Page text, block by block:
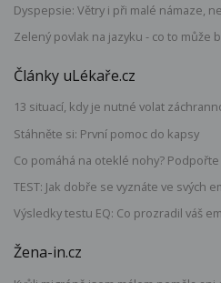
Dyspepsie: Větry i při malé námaze,
Zelený povlak na jazyku - co to může
Články uLékaře.cz
13 situací, kdy je nutné volat
Stáhněte si: První pomoc do kapsy
Co pomáhá na oteklé nohy?
TEST: Jak dobře se vyznáte ve svých
Výsledky testu EQ: Co prozradil váš
Žena-in.cz